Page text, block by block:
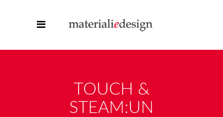
TOUCH &
STEAM:UN